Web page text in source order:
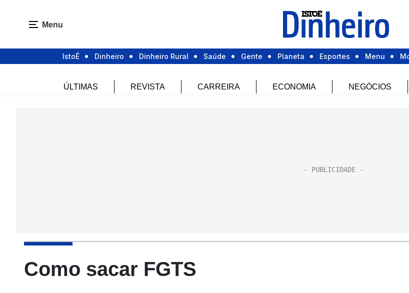
Menu
IstoÉ Dinheiro Dinheiro Rural Saúde Gente Planeta Esportes Menu
ÚLTIMAS REVISTA CARREIRA ECONOMIA NEGÓCIOS
Como sacar FGTS